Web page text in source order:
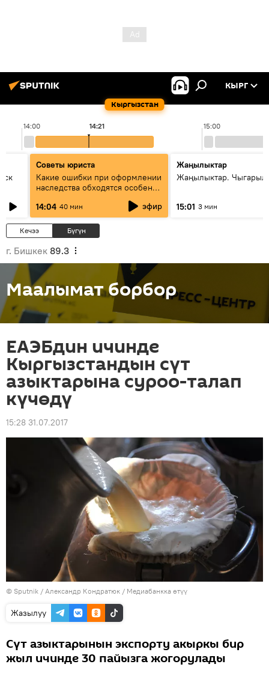
Кыргызстан
КЫРГ
14:00 15:00
14:21
Советы юриста
Какие ошибки при оформлении
наследства обходятся особенно
дорого - советы юриста
14:04 40 мин эфир
Жаңылыктар
Жаңылыктар.
15:01 3 мин
Кечээ Бүгүн
г. Бишкек 89.3
Маалымат борбор
ЕАЭБдин ичинде
Кыргызстандын сүт
азыктарына суроо-талап
күчөдү
15:28 31.07.2017
© Sputnik / Александр Кондратюк / Медиабанкка өтүү
Жазылуу
Сүт азыктарынын экспорту акыркы бир
жыл ичинде 30 пайызга жогорулады